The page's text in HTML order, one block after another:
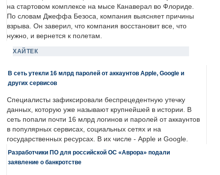
на стартовом комплексе на мысе Канаверал во Флориде.
По словам Джеффа Безоса, компания выясняет причины
взрыва. Он заверил, что компания восстановит все, что
нужно, и вернется к полетам.
ХАЙТЕК
В сеть утекли 16 млрд паролей от аккаунтов Apple, Google и
других сервисов
Специалисты зафиксировали беспрецедентную утечку
данных, которую уже называют крупнейшей в истории. В
сеть попали почти 16 млрд логинов и паролей от аккаунтов
в популярных сервисах, социальных сетях и на
государственных ресурсах. В их числе - Apple и Google.
Разработчики ПО для российской ОС «Аврора» подали
заявление о банкротстве